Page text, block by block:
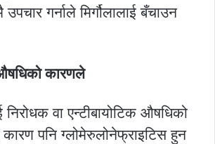
गर्नाले मिर्गौलालाई बँचाउन
कारणले
वा एन्टीबायोटिक औषधिको
पनि ग्लोमेरुलोनेफ्राइटिस हुन